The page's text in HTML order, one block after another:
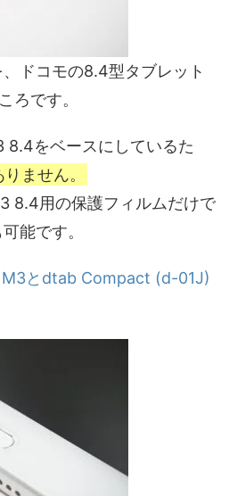
ドコモの8.4型タブレット
ろです。
をベースにしているた
ません。
8.4用の保護フィルムだけで
能です。
M3とdtab Compact (d-01J)